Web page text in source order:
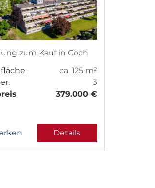
zum Kauf in Goch
ca. 125 m²
3
379.000 €
Details